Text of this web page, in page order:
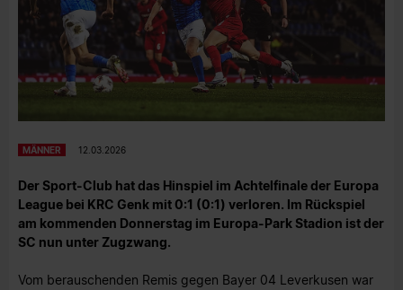
MÄNNER 12.03.2026
Der Sport-Club hat das Hinspiel im Achtelfinale der Europa
League bei KRC Genk mit 0:1 (0:1) verloren. Im Rückspiel
am kommenden Donnerstag im Europa-Park Stadion ist der
SC nun unter Zugzwang.
Vom berauschenden Remis gegen Bayer 04 Leverkusen war